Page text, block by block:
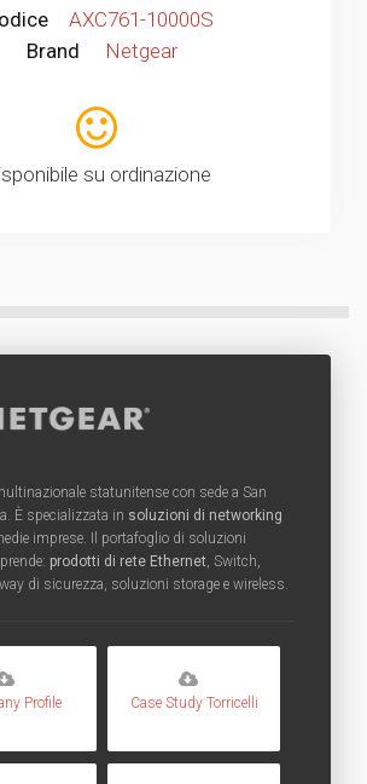
AXC761-10000S
Brand
Netgear
su ordinazione
statunitense con sede a San
È specializzata in soluzioni di networking
imprese. Il portafoglio di soluzioni
prodotti di rete Ethernet, Switch,
di sicurezza, soluzioni storage e wireless.
Profile Case Study Torricelli